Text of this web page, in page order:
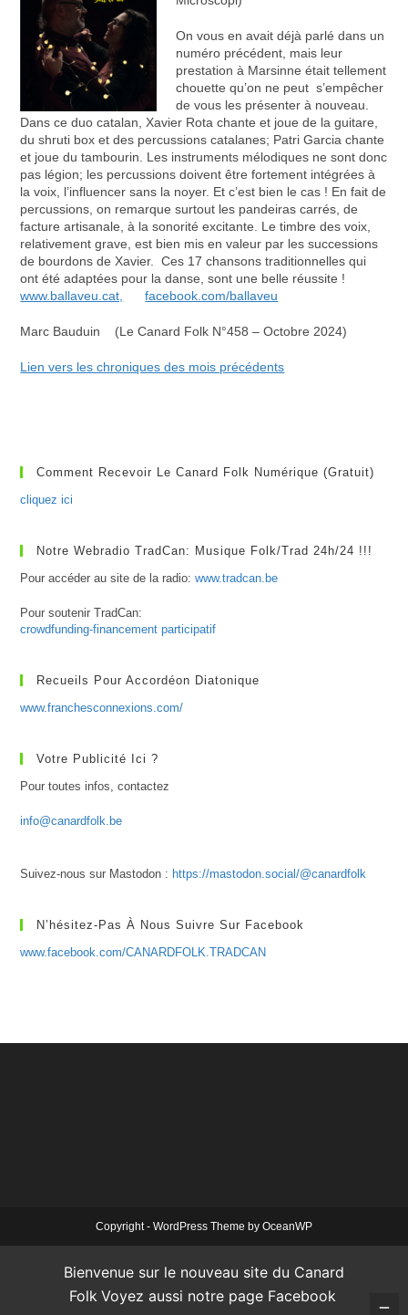
On vous en avait déjà parlé dans un
numéro précédent, mais leur
prestation à Marsinne était tellement
chouette qu’on ne peut s’empêcher
de vous les présenter à nouveau.
Dans ce duo catalan, Xavier Rota chante et joue de la guitare,
du shruti box et des percussions catalanes; Patri Garcia chante
et joue du tambourin. Les instruments mélodiques ne sont donc
pas légion; les percussions doivent être fortement intégrées à
la voix, l’influencer sans la noyer. Et c’est bien le cas ! En fait de
percussions, on remarque surtout les pandeiras carrés, de
facture artisanale, à la sonorité excitante. Le timbre des voix,
relativement grave, est bien mis en valeur par les successions
de bourdons de Xavier. Ces 17 chansons traditionnelles qui
ont été adaptées pour la danse, sont une belle réussite !
www.ballaveu.cat,
facebook.com/ballaveu
Marc Bauduin (Le Canard Folk N°458 – Octobre 2024)
Lien vers les chroniques des mois précédents
Comment Recevoir Le Canard Folk Numérique (gratuit)
cliquez ici
Notre Webradio TradCan: Musique Folk/Trad 24h/24 !!!
Pour accéder au site de la radio:www.tradcan.be
Pour soutenir TradCan:
crowdfunding-financement participatif
Recueils Pour Accordéon Diatonique
www.franchesconnexions.com/
Votre Publicité Ici ?
Pour toutes infos, contactez
info@canardfolk.be
Suivez-nous sur Mastodon : https://mastodon.social/@canardfolk
N’hésitez-Pas À Nous Suivre Sur Facebook
www.facebook.com/CANARDFOLK.TRADCAN
Copyright - WordPress Theme by OceanWP
Bienvenue sur le nouveau site du Canard
Folk Voyez aussi notre page Facebook